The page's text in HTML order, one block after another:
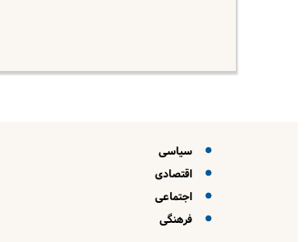
سیاسی
اقتصادی
اجتماعی
فرهنگی